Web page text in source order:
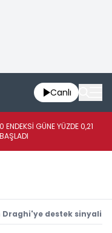
Canlı
GÜNE YÜZDE 0,21
Draghi'ye destek sinyali